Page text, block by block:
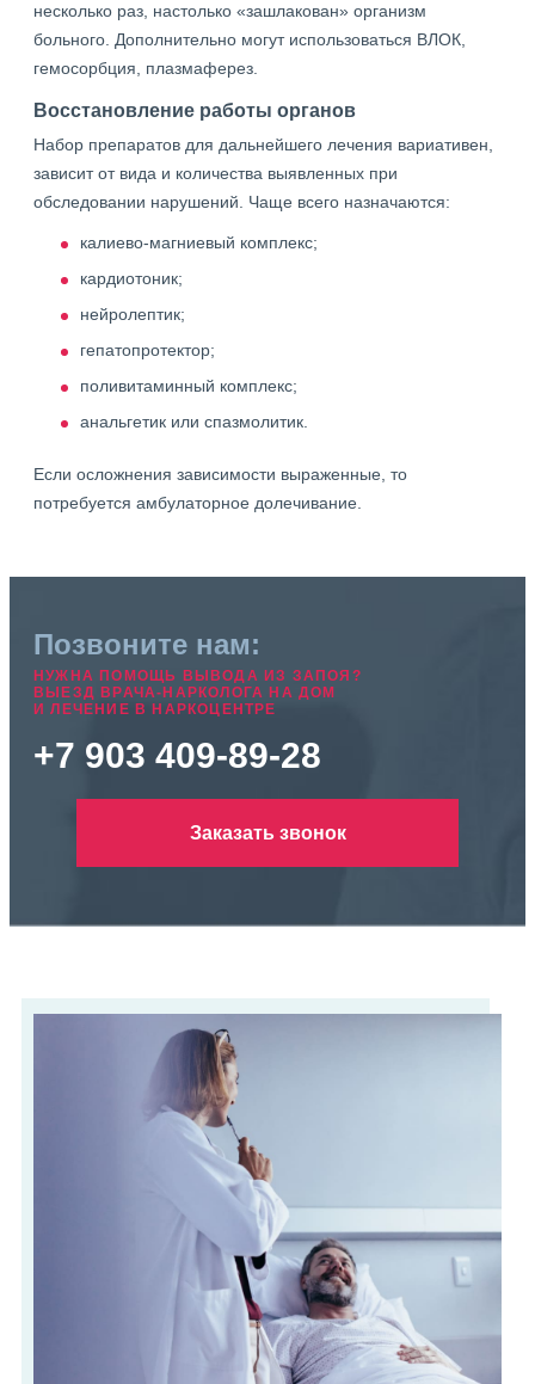
несколько раз, настолько «зашлакован» организм
больного. Дополнительно могут использоваться ВЛОК,
гемосорбция, плазмаферез.
Восстановление работы органов
Набор препаратов для дальнейшего лечения вариативен,
зависит от вида и количества выявленных при
обследовании нарушений. Чаще всего назначаются:
калиево-магниевый комплекс;
кардиотоник;
нейролептик;
гепатопротектор;
поливитаминный комплекс;
анальгетик или спазмолитик.
Если осложнения зависимости выраженные, то
потребуется амбулаторное долечивание.
Позвоните нам:
НУЖНА ПОМОЩЬ ВЫВОДА ИЗ ЗАПОЯ?
ВЫЕЗД ВРАЧА-НАРКОЛОГА НА ДОМ
И ЛЕЧЕНИЕ В НАРКОЦЕНТРЕ
+7 903 409-89-28
Заказать звонок